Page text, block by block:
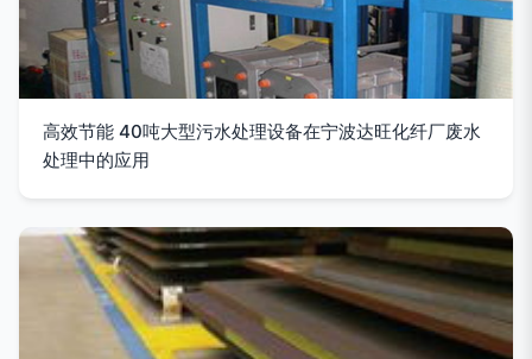
高效节能 40吨大型污水处理设备在宁波达旺化纤厂废水
处理中的应用